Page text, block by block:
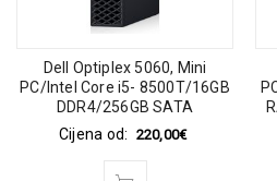
Dell Optiplex 5060, Mini
PC/Intel Core i5- 8500T/16GB
DDR4/256GB SATA
Cijena od: 220,00€